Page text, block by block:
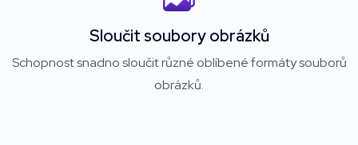
Sloučit soubory obrázků
Schopnost snadno sloučit různé oblíbené formáty souborů
obrázků.